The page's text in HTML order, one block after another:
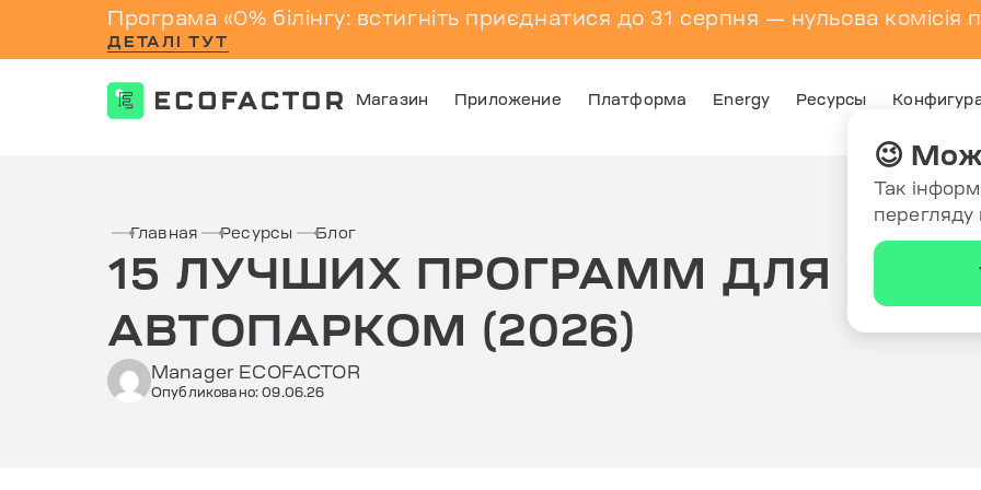
Програма «0% білінгу: встигніть приєднатися до 31 серпня — нульова комісія
ДЕТАЛІ ТУТ
Магазин Приложение Платформа Energy Ресурсы
Главная Ресурсы Блог
15 ЛУЧШИХ ПРОГРАММ ДЛЯ
АВТОПАРКОМ (2026)
Manager ECOFACTOR
Опубликовано: 09.06.26
😉
Так
перегляду